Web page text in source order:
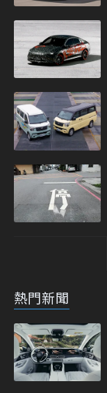
熱門新聞